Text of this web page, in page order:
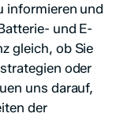
informieren und
und E-
gleich, ob Sie
oder
uns darauf,
der